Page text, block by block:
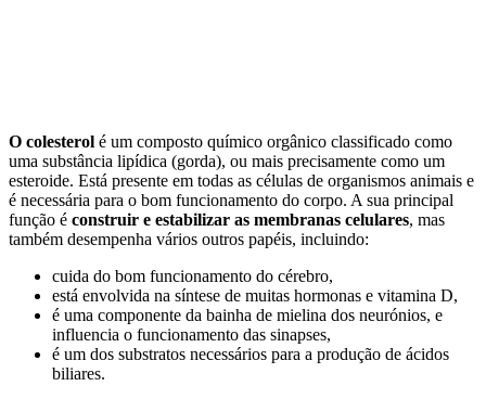
O colesterol é um composto químico orgânico classificado como
uma substância lipídica (gorda), ou mais precisamente como um
esteroide. Está presente em todas as células de organismos animais e
é necessária para o bom funcionamento do corpo. A sua principal
função é construir e estabilizar as membranas celulares, mas
também desempenha vários outros papéis, incluindo:
cuida do bom funcionamento do cérebro,
está envolvida na síntese de muitas hormonas e vitamina D,
é uma componente da bainha de mielina dos neurónios, e
influencia o funcionamento das sinapses,
é um dos substratos necessários para a produção de ácidos
biliares.